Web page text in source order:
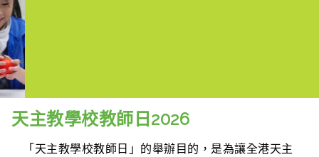
天主教學校教師日2026
「天主教學校教師日」的舉辦目的，是為讓全港天主